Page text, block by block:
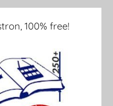
100% free!